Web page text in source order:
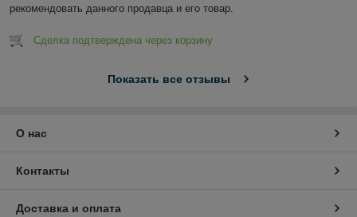
рекомендовать данного продавца и его товар.
Сделка подтверждена через корзину
Показать все отзывы
О нас
Контакты
Доставка и оплата